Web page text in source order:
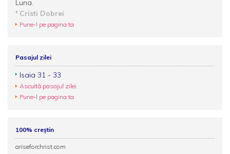
Luna.
Cristi Dobrei
Pune-l pe pagina ta
Pasajul zilei
Isaia 31 - 33
Ascultă pasajul zilei
Pune-l pe pagina ta
100% creștin
ariseforchrist.com